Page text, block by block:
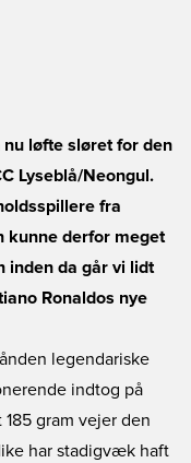
nu løfte sløret for den
Lyseblå/Neongul.
fra
kunne derfor meget
inden da går vi lidt
Ronaldos nye
legendariske
indtog på
gram vejer den
har stadigvæk haft